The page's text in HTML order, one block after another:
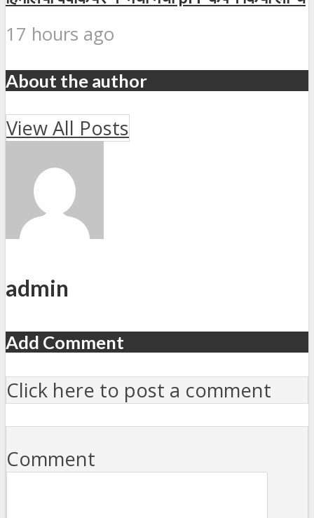
17 hours ago
About the author
View All Posts
admin
Add Comment
Click here to post a comment
Comment